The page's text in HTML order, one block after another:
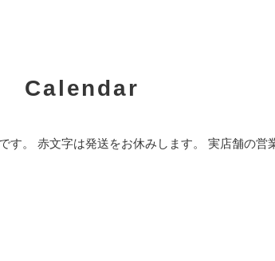
Calendar
。 赤文字は発送をお休みします。 実店舗の営